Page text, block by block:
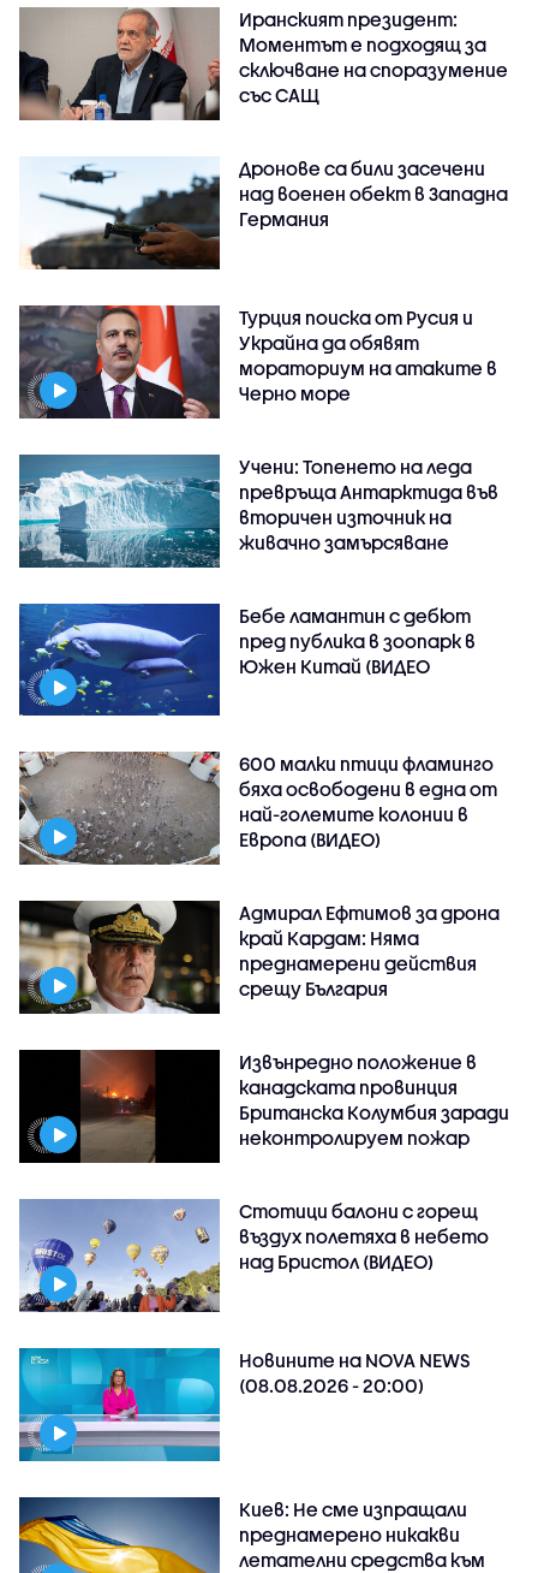
Иранският президент:
Моментът е подходящ за
сключване на споразумение
със САЩ
Дронове са били засечени
над военен обект в Западна
Германия
Турция поиска от Русия и
Украйна да обявят
мораториум на атаките в
Черно море
Учени: Топенето на леда
превръща Антарктида във
вторичен източник на
живачно замърсяване
Бебе ламантин с дебют
пред публика в зоопарк в
Южен Китай (ВИДЕО
600 малки птици фламинго
бяха освободени в една от
най-големите колонии в
Европа (ВИДЕО)
Адмирал Ефтимов за дрона
край Кардам: Няма
преднамерени действия
срещу България
Извънредно положение в
канадската провинция
Британска Колумбия заради
неконтролируем пожар
Стотици балони с горещ
въздух полетяха в небето
над Бристол (ВИДЕО)
Новините на NOVA NEWS
(08.08.2026 - 20:00)
Киев: Не сме изпращали
преднамерено никакви
летателни средства към